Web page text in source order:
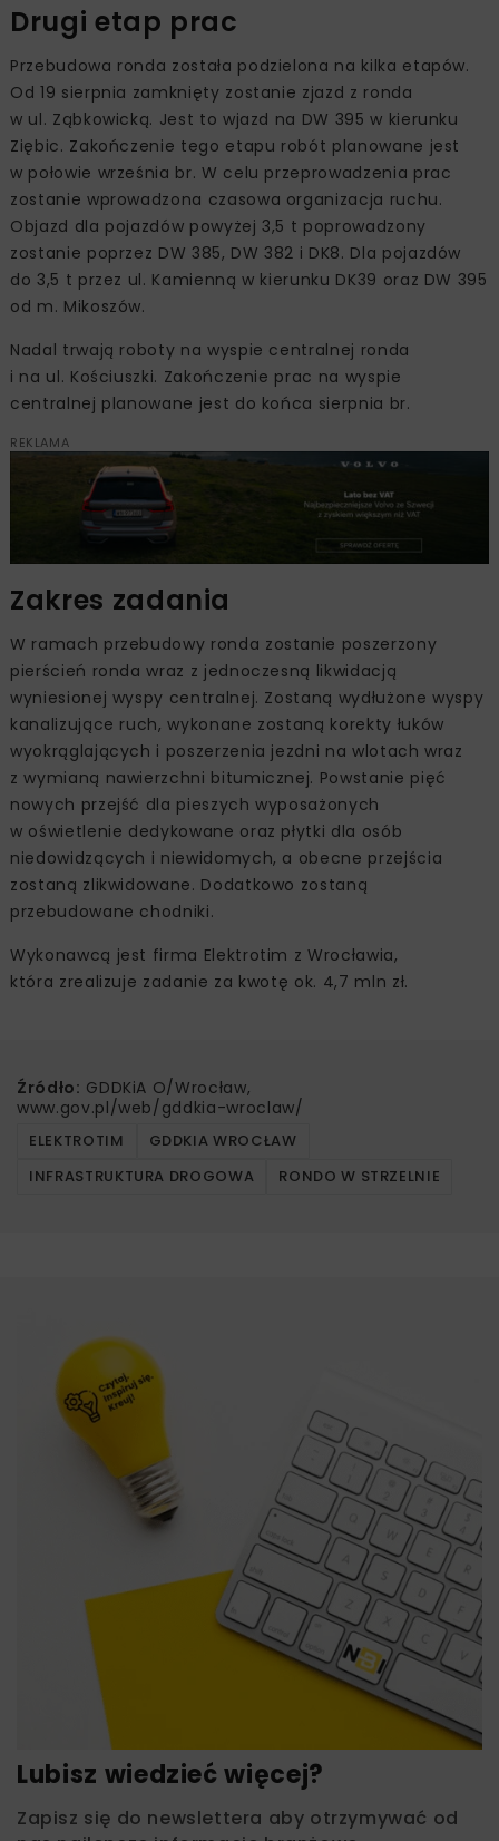
Drugi etap prac
Przebudowa ronda została podzielona na kilka etapów.
Od 19 sierpnia zamknięty zostanie zjazd z ronda
w ul. Ząbkowicką. Jest to wjazd na DW 395 w kierunku
Ziębic. Zakończenie tego etapu robót planowane jest
w połowie września br. W celu przeprowadzenia prac
zostanie wprowadzona czasowa organizacja ruchu.
Objazd dla pojazdów powyżej 3,5 t poprowadzony
zostanie poprzez DW 385, DW 382 i DK8. Dla pojazdów
do 3,5 t przez ul. Kamienną w kierunku DK39 oraz DW 395
od m. Mikoszów.
Nadal trwają roboty na wyspie centralnej ronda
i na ul. Kościuszki. Zakończenie prac na wyspie
centralnej planowane jest do końca sierpnia br.
REKLAMA
Zakres zadania
W ramach przebudowy ronda zostanie poszerzony
pierścień ronda wraz z jednoczesną likwidacją
wyniesionej wyspy centralnej. Zostaną wydłużone wyspy
kanalizujące ruch, wykonane zostaną korekty łuków
wyokrąglających i poszerzenia jezdni na wlotach wraz
z wymianą nawierzchni bitumicznej. Powstanie pięć
nowych przejść dla pieszych wyposażonych
w oświetlenie dedykowane oraz płytki dla osób
niedowidzących i niewidomych, a obecne przejścia
zostaną zlikwidowane. Dodatkowo zostaną
przebudowane chodniki.
Wykonawcą jest firma Elektrotim z Wrocławia,
która zrealizuje zadanie za kwotę ok. 4,7 mln zł.
Źródło: GDDKiA O/Wrocław,
www.gov.pl/web/gddkia-wroclaw/
ELEKTROTIM
GDDKIA WROCŁAW
INFRASTRUKTURA DROGOWA
RONDO W STRZELNIE
Lubisz wiedzieć więcej?
Zapisz się do newslettera aby otrzymywać od